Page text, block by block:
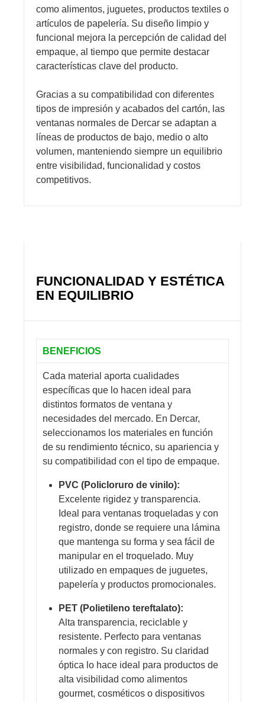
como alimentos, juguetes, productos textiles o
artículos de papelería. Su diseño limpio y
funcional mejora la percepción de calidad del
empaque, al tiempo que permite destacar
características clave del producto.
Gracias a su compatibilidad con diferentes
tipos de impresión y acabados del cartón, las
ventanas normales de Dercar se adaptan a
líneas de productos de bajo, medio o alto
volumen, manteniendo siempre un equilibrio
entre visibilidad, funcionalidad y costos
competitivos.
FUNCIONALIDAD Y ESTÉTICA
EN EQUILIBRIO
BENEFICIOS
Cada material aporta cualidades
específicas que lo hacen ideal para
distintos formatos de ventana y
necesidades del mercado. En Dercar,
seleccionamos los materiales en función
de su rendimiento técnico, su apariencia y
su compatibilidad con el tipo de empaque.
PVC (Policloruro de vinilo):
Excelente rigidez y transparencia.
Ideal para ventanas troqueladas y con
registro, donde se requiere una lámina
que mantenga su forma y sea fácil de
manipular en el troquelado. Muy
utilizado en empaques de juguetes,
papelería y productos promocionales.
PET (Polietileno tereftalato):
Alta transparencia, reciclable y
resistente. Perfecto para ventanas
normales y con registro. Su claridad
óptica lo hace ideal para productos de
alta visibilidad como alimentos
gourmet, cosméticos o dispositivos